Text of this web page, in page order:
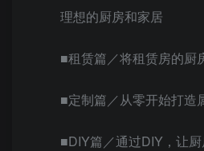
理想的厨房和家居
■租赁篇／将租赁房的厨
■定制篇／从零开始打造
■DIY篇／通过DIY，让厨